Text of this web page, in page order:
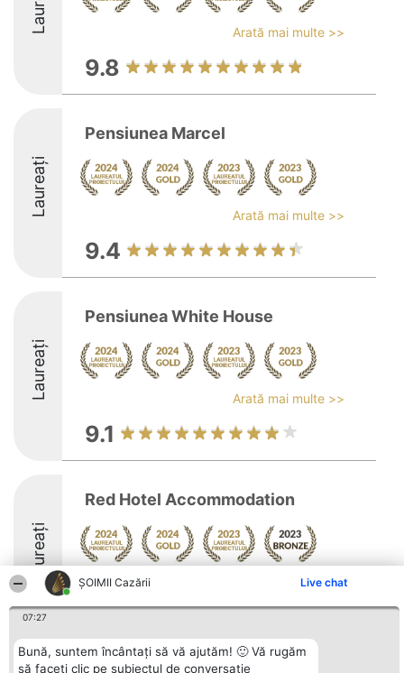
ȘOIMII Cazării Live chat
07:27
Bună, suntem încântați să vă ajutăm! 🙂 Vă rugăm
să faceți clic pe subiectul de conversație
Arată mai multe >>
9.8
Laureați
Pensiunea Marcel
Arată mai multe >>
9.4
Laureați
Pensiunea White House
Arată mai multe >>
9.1
Laureați
Red Hotel Accommodation
Arată mai multe >>
9